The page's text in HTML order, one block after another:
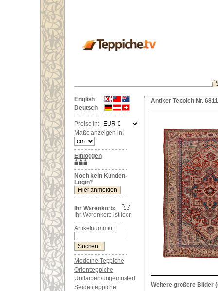
English
Deutsch
Preise in:
Maße anzeigen in:
Einloggen
Noch kein Kunden-
Login?
Ihr Warenkorb:
Ihr Warenkorb ist leer.
Artikelnummer:
Moderne Teppiche
Orientteppiche
Unifarben/ungemustert
Seidenteppiche
Antiker Teppich Nr.
Weitere größere Bilder